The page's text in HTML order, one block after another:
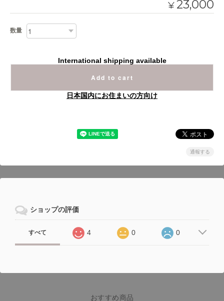
¥23,000
数量
International shipping available
Add to cart
日本国内にお住まいの方向け
通報する
ショップの評価
すべて 4 0 0
おすすめ商品